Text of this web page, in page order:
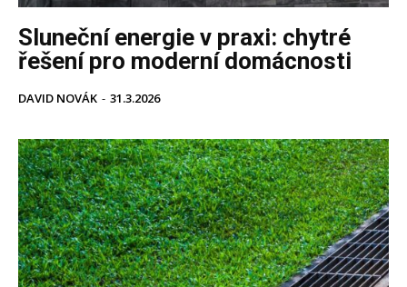
Sluneční energie v praxi: chytré
řešení pro moderní domácnosti
DAVID NOVÁK - 31.3.2026